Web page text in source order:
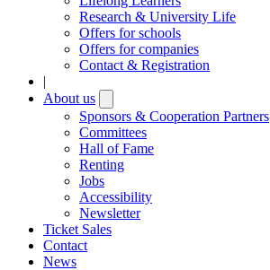
Research & University Life
Offers for schools
Offers for companies
Contact & Registration
|
About us
submenu
Sponsors & Cooperation Partners
Committees
Hall of Fame
Renting
Jobs
Accessibility
Newsletter
Ticket Sales
Contact
News